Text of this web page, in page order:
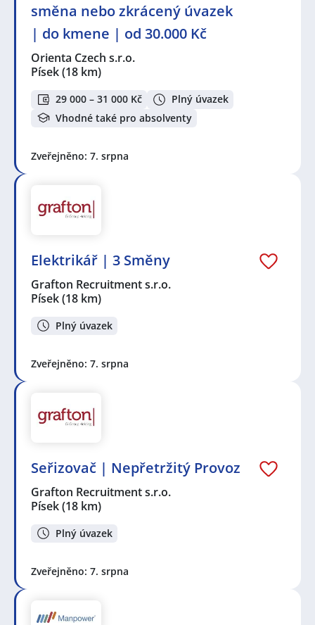
směna nebo zkrácený úvazek
| do kmene | od 30.000 Kč
Orienta Czech s.r.o.
Písek(18 km)
29 000 – 31 000 Kč
Plný úvazek
Vhodné také pro absolventy
Zveřejněno: 7. srpna
Elektrikář | 3 Směny
Grafton Recruitment s.r.o.
Písek(18 km)
Plný úvazek
Zveřejněno: 7. srpna
Seřizovač | Nepřetržitý Provoz
Grafton Recruitment s.r.o.
Písek(18 km)
Plný úvazek
Zveřejněno: 7. srpna